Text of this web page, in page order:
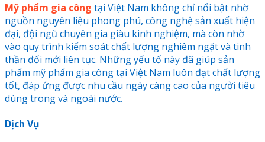
Mỹ phẩm gia công tại Việt Nam không chỉ nổi bật nhờ
nguồn nguyên liệu phong phú, công nghệ sản xuất hiện
đại, đội ngũ chuyên gia giàu kinh nghiệm, mà còn nhờ
vào quy trình kiểm soát chất lượng nghiêm ngặt và tinh
thần đổi mới liên tục. Những yếu tố này đã giúp sản
phẩm mỹ phẩm gia công tại Việt Nam luôn đạt chất lượng
tốt, đáp ứng được nhu cầu ngày càng cao của người tiêu
dùng trong và ngoài nước.
Dịch Vụ